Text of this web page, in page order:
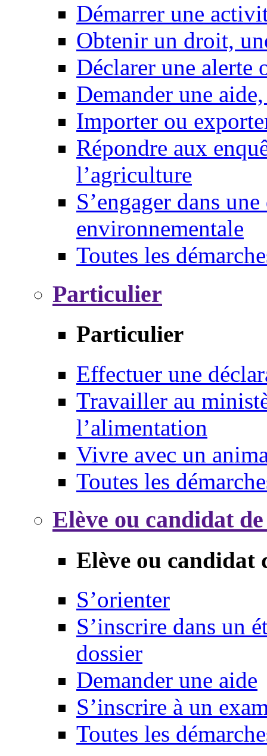
Démarrer une
Obtenir un droit,
Déclarer une alerte
Demander une
Importer ou
Répondre aux
l’agriculture
S’engager dans
environnementale
Toutes les
Particulier
Particulier
Effectuer une
Travailler au
l’alimentation
Vivre avec un
Toutes les
Elève ou candidat
Elève ou candidat
S’orienter
S’inscrire dans un
dossier
Demander une aide
S’inscrire à un
Toutes les